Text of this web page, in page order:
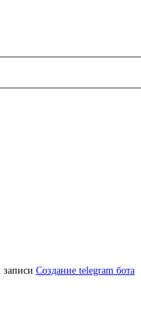
записи Создание telegram бота